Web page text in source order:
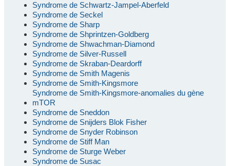
Syndrome de Schwartz-Jampel-Aberfeld
Syndrome de Seckel
Syndrome de Sharp
Syndrome de Shprintzen-Goldberg
Syndrome de Shwachman-Diamond
Syndrome de Silver-Russell
Syndrome de Skraban-Deardorff
Syndrome de Smith Magenis
Syndrome de Smith-Kingsmore
Syndrome de Smith-Kingsmore-anomalies du gène
mTOR
Syndrome de Sneddon
Syndrome de Snijders Blok Fisher
Syndrome de Snyder Robinson
Syndrome de Stiff Man
Syndrome de Sturge Weber
Syndrome de Susac